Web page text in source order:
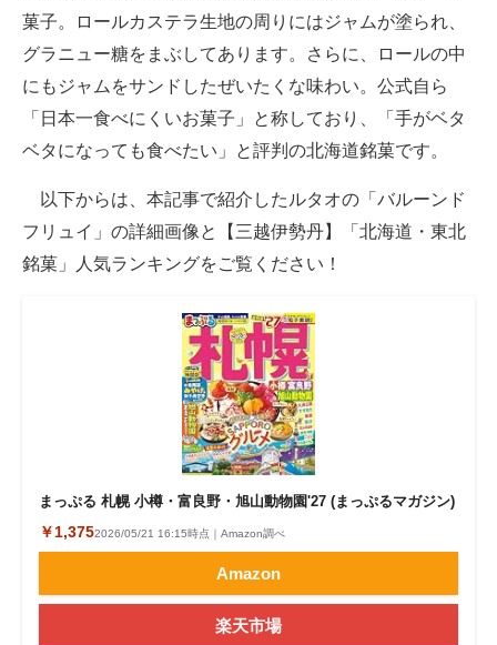
菓子。ロールカステラ生地の周りにはジャムが塗られ、
グラニュー糖をまぶしてあります。さらに、ロールの中
にもジャムをサンドしたぜいたくな味わい。公式自ら
「日本一食べにくいお菓子」と称しており、「手がベタ
ベタになっても食べたい」と評判の北海道銘菓です。
以下からは、本記事で紹介したルタオの「バルーンド
フリュイ」の詳細画像と【三越伊勢丹】「北海道・東北
銘菓」人気ランキングをご覧ください！
まっぷる 札幌 小樽・富良野・旭山動物園'27 (まっぷるマガジン)
￥1,3752026/05/21 16:15時点｜Amazon調べ
Amazon
楽天市場